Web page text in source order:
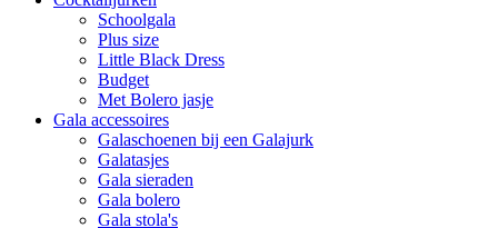
Schoolgala
Plus size
Little Black Dress
Budget
Met Bolero jasje
Gala accessoires
Galaschoenen bij een Galajurk
Galatasjes
Gala sieraden
Gala bolero
Gala stola's